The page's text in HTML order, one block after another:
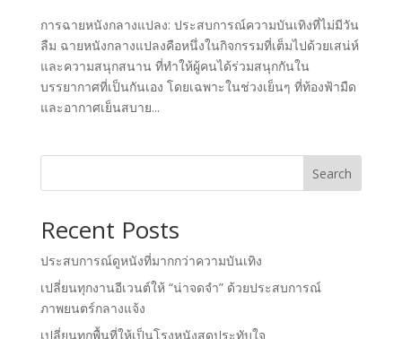
การฉายหนังกลางแปลง: ประสบการณ์ความบันเทิงที่ไม่มีวัน
ลืม ฉายหนังกลางแปลงคือหนึ่งในกิจกรรมที่เต็มไปด้วยเสน่ห์
และความสนุกสนาน ที่ทำให้ผู้คนได้ร่วมสนุกกันใน
บรรยากาศที่เป็นกันเอง โดยเฉพาะในช่วงเย็นๆ ที่ท้องฟ้ามืด
และอากาศเย็นสบาย...
Search
Recent Posts
ประสบการณ์ดูหนังที่มากกว่าความบันเทิง
เปลี่ยนทุกงานอีเวนต์ให้ “น่าจดจำ” ด้วยประสบการณ์
ภาพยนตร์กลางแจ้ง
เปลี่ยนทุกพื้นที่ให้เป็นโรงหนังสุดประทับใจ